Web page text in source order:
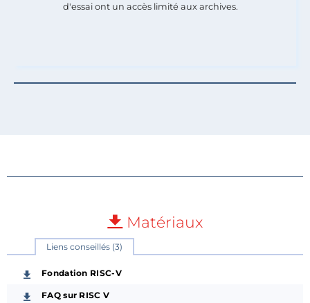
d'essai ont un accès limité aux archives.
Matériaux
Liens conseillés (3)
Fondation RISC-V
FAQ sur RISC V